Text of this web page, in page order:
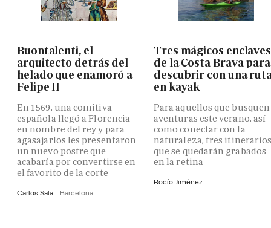
Buontalenti, el
arquitecto detrás del
helado que enamoró a
Felipe II
En 1569, una comitiva
española llegó a Florencia
en nombre del rey y para
agasajarlos les presentaron
un nuevo postre que
acabaría por convertirse en
el favorito de la corte
Carlos Sala Barcelona
Tres mágicos enclaves
de la Costa Brava para
descubrir con una
en kayak
Para aquellos que busquen
aventuras este verano, así
como conectar con la
naturaleza, tres
que se quedarán grabados
en la retina
Rocío Jiménez